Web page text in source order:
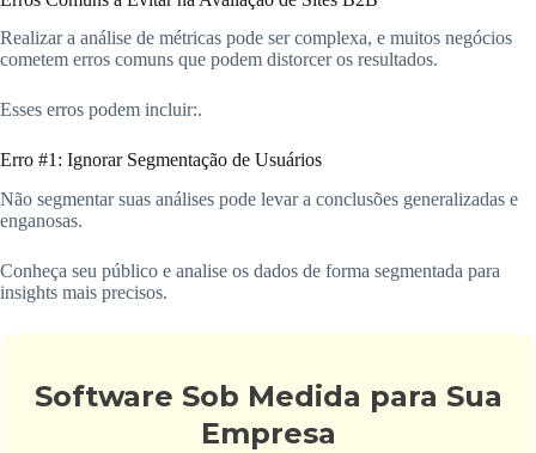
Realizar a análise de métricas pode ser complexa, e muitos negócios
cometem erros comuns que podem distorcer os resultados.
Esses erros podem incluir:.
Erro #1: Ignorar Segmentação de Usuários
Não segmentar suas análises pode levar a conclusões generalizadas e
enganosas.
Conheça seu público e analise os dados de forma segmentada para
insights mais precisos.
Software Sob Medida para Sua
Empresa